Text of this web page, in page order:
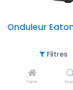
Filtres
Home
-Puissance : 1600
-Technologie : Line-